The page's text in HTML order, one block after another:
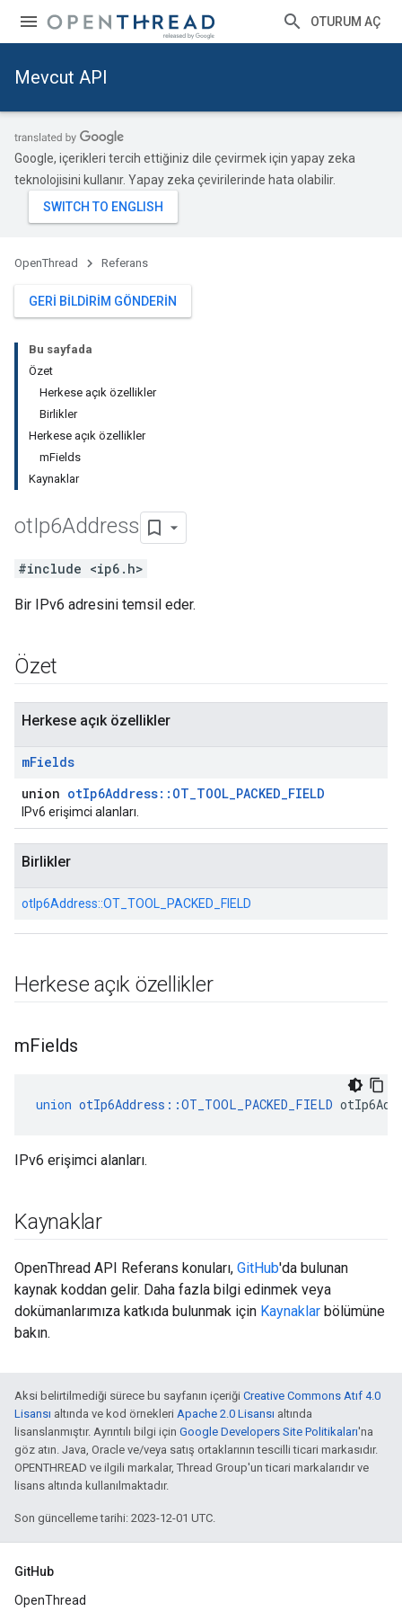
OTURUM AÇ
Mevcut API
Google, içerikleri tercih ettiğiniz dile çevirmek için yapay zeka
teknolojisini kullanır. Yapay zeka çevirilerinde hata olabilir.
OpenThread Referans
GERI BILDIRIM GÖNDERIN
Bu sayfada
Özet
Herkese açık özellikler
Birlikler
Herkese açık özellikler
mFields
Kaynaklar
otIp6Address
#include <ip6.h>
Bir IPv6 adresini temsil eder.
Özet
Herkese açık özellikler
mFields
union otIp6Address::OT_TOOL_PACKED_FIELD
IPv6 erişimci alanları.
Birlikler
otIp6Address::OT_TOOL_PACKED_FIELD
Herkese açık özellikler
mFields
union otIp6Address ::OT_TOOL_PACKED_FIELD
IPv6 erişimci alanları.
Kaynaklar
OpenThread API Referans konuları, GitHub'da bulunan
kaynak koddan gelir. Daha fazla bilgi edinmek veya
dokümanlarımıza katkıda bulunmak için Kaynaklar bölümüne
bakın.
Aksi belirtilmediği sürece bu sayfanın içeriği Creative Commons Atıf 4.0
Lisansı altında ve kod örnekleri Apache 2.0 Lisansı altında
lisanslanmıştır. Ayrıntılı bilgi için Google Developers Site Politikaları'na
göz atın. Java, Oracle ve/veya satış ortaklarının tescilli ticari markasıdır.
OPENTHREAD ve ilgili markalar, Thread Group'un ticari markalarıdır ve
lisans altında kullanılmaktadır.
Son güncelleme tarihi: 2023-12-01 UTC.
GitHub
OpenThread